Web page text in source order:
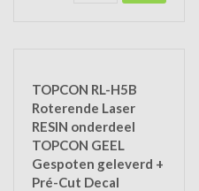
TOPCON RL-H5B
Roterende Laser
RESIN onderdeel
TOPCON GEEL
Gespoten geleverd +
Pré-Cut Decal